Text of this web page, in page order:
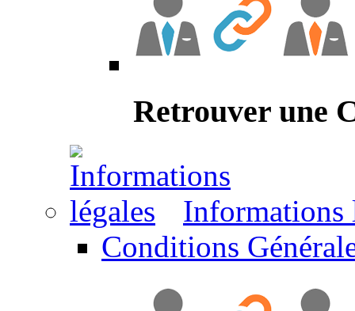
Retrouver une
Informations
Conditions